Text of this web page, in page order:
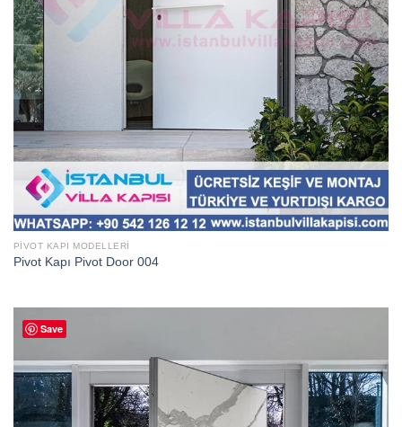
PIVOT KAPI MODELLERI
Pivot Kapı Pivot Door 004
Save